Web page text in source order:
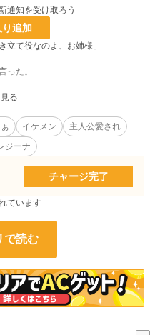
通知を受け取ろう
追加
立て役なのよ、お姉様」
った。
縫も刺繍も天才的だよ」
るお父様。
とを選びます。
た。
イケメン
主人公愛され
ジーナ
チャージ完了
ています
で読む